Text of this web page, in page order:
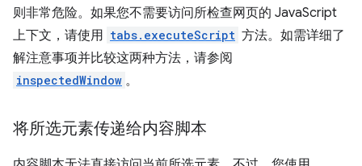
则非常危险。如果您不需要访问所检查网页的 JavaScript
上下文，请使用 tabs.executeScript 方法。如需详细了
解注意事项并比较这两种方法，请参阅
inspectedWindow 。
将所选元素传递给内容脚本